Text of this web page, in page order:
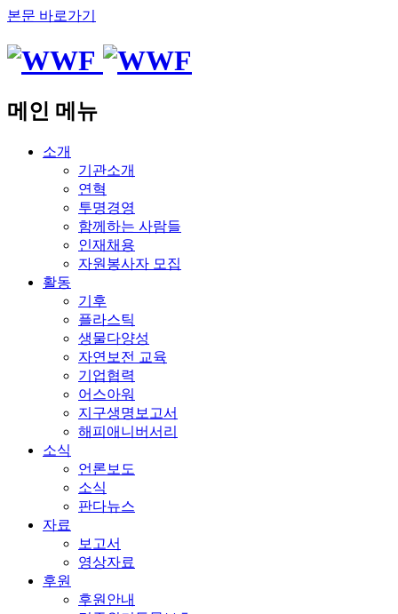
본문 바로가기
메인 메뉴
소개
기관소개
연혁
투명경영
함께하는 사람들
인재채용
자원봉사자 모집
활동
기후
플라스틱
생물다양성
자연보전 교육
기업협력
어스아워
지구생명보고서
해피애니버서리
소식
언론보도
소식
판다뉴스
자료
보고서
영상자료
후원
후원안내